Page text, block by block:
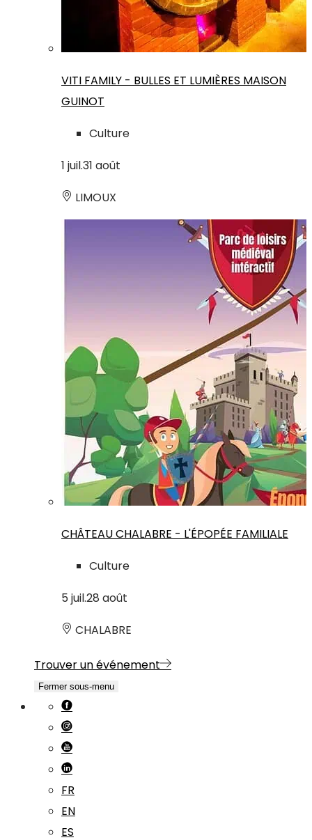
VITI FAMILY - BULLES ET LUMIÈRES MAISON
GUINOT
Culture
1 juil.31 août
LIMOUX
CHÂTEAU CHALABRE - L'ÉPOPÉE FAMILIALE
Culture
5 juil.28 août
CHALABRE
Trouver un événement
Fermer sous-menu
FR
EN
ES